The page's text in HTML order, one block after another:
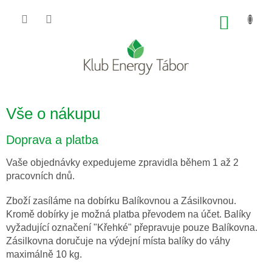
Vše o nákupu
Doprava a platba
Vaše objednávky expedujeme zpravidla během 1 až 2
pracovních dnů.
Zboží zasíláme na dobírku Balíkovnou a Zásilkovnou.
Kromě dobírky je možná platba převodem na účet. Balíky
vyžadující označení "Křehké" přepravuje pouze Balíkovna.
Zásilkovna doručuje na výdejní místa balíky do váhy
maximálně 10 kg.